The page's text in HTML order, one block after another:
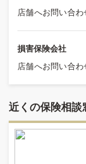
店舗へお問い合
損害保険会社
店舗へお問い合
近くの保険相談